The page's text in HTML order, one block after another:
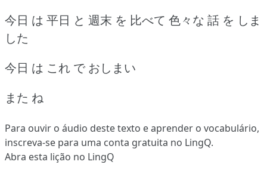
今日 は 平日 と 週末 を 比べて 色々な 話 を しま
した
今日 は これ で おしまい
また ね
Para ouvir o áudio deste texto e aprender o vocabulário,
inscreva-se para uma conta gratuita no LingQ.
Abra esta lição no LingQ